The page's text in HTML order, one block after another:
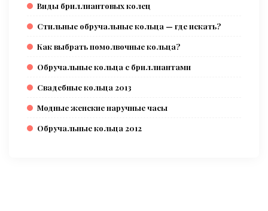
Виды бриллиантовых колец
Стильные обручальные кольца — где искать?
Как выбрать помолвочные кольца?
Обручальные кольца с бриллиантами
Свадебные кольца 2013
Модные женские наручные часы
Обручальные кольца 2012